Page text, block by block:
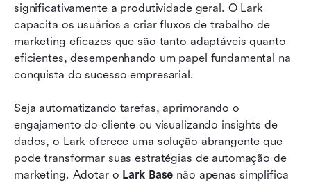
significativamente a produtividade geral. O Lark
capacita os usuários a criar fluxos de trabalho de
marketing eficazes que são tanto adaptáveis quanto
eficientes, desempenhando um papel fundamental na
conquista do sucesso empresarial.
Seja automatizando tarefas, aprimorando o
engajamento do cliente ou visualizando insights de
dados, o Lark oferece uma solução abrangente que
pode transformar suas estratégias de automação de
marketing. Adotar o Lark Base não apenas simplifica